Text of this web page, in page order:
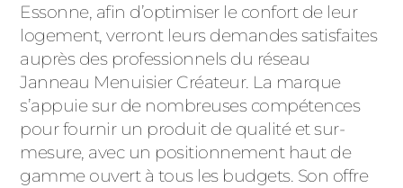
Essonne, afin d’optimiser le confort de leur
logement, verront leurs demandes satisfaites
auprès des professionnels du réseau
Janneau Menuisier Créateur. La marque
s’appuie sur de nombreuses compétences
pour fournir un produit de qualité et sur-
mesure, avec un positionnement haut de
gamme ouvert à tous les budgets. Son offre